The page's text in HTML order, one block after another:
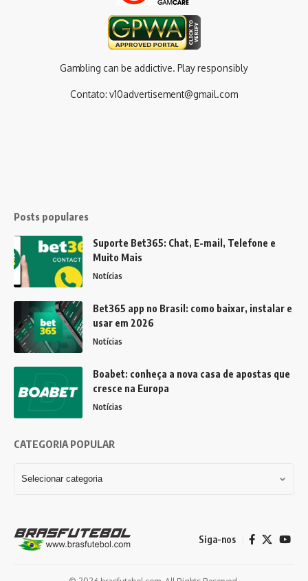
Gambling can be addictive. Play responsibly
Contato: v10advertisement@gmail.com
Posts populares
Suporte Bet365: Chat, E-mail, Telefone e
Muito Mais
Notícias
Bet365 app no Brasil: como baixar, instalar e
usar em 2026
Notícias
Boabet: conheça a nova casa de apostas que
cresce na Europa
Notícias
CATEGORIA POPULAR
Siga-nos